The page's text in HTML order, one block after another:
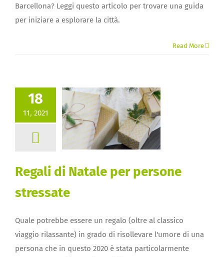
Barcellona? Leggi questo articolo per trovare una guida
per iniziare a esplorare la città.
Read More
18
11, 2021
Regali di Natale per persone
stressate
Quale potrebbe essere un regalo (oltre al classico
viaggio rilassante) in grado di risollevare l'umore di una
persona che in questo 2020 è stata particolarmente